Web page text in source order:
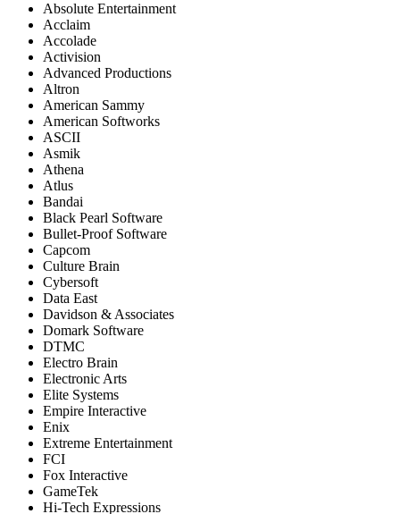
Absolute Entertainment
Acclaim
Accolade
Activision
Advanced Productions
Altron
American Sammy
American Softworks
ASCII
Asmik
Athena
Atlus
Bandai
Black Pearl Software
Bullet-Proof Software
Capcom
Culture Brain
Cybersoft
Data East
Davidson & Associates
Domark Software
DTMC
Electro Brain
Electronic Arts
Elite Systems
Empire Interactive
Enix
Extreme Entertainment
FCI
Fox Interactive
GameTek
Hi-Tech Expressions